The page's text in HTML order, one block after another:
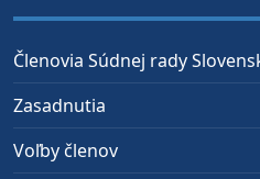
Členovia Súdnej rady
Zasadnutia
Voľby členov